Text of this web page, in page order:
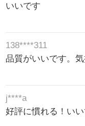
いいです
138****311
品質がいいです。気
j****a
好評に慣れる！い